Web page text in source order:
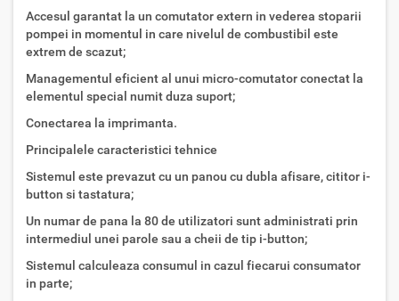
Accesul garantat la un comutator extern in vederea stoparii
pompei in momentul in care nivelul de combustibil este
extrem de scazut;
Managementul eficient al unui micro-comutator conectat la
elementul special numit duza suport;
Conectarea la imprimanta.
Principalele caracteristici tehnice
Sistemul este prevazut cu un panou cu dubla afisare, cititor i-
button si tastatura;
Un numar de pana la 80 de utilizatori sunt administrati prin
intermediul unei parole sau a cheii de tip i-button;
Sistemul calculeaza consumul in cazul fiecarui consumator
in parte;